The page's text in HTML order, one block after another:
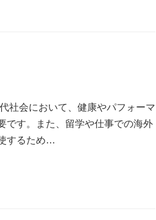
社会において、健康やパフォーマ
です。また、留学や仕事での海外
するため…